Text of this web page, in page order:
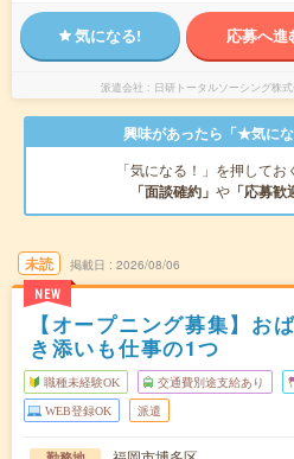
気になる! 応募へ進
派遣会社 日研トータルソーシング株
興味があったら「★気にな
「気になる！」を押して
「面談確約」 や 「応募歓
未読
NEW
掲載日 2026/08/06
【オープニング募集】お
き添いも仕事の1つ
職種未経験OK 交通費別途支給あり
WEB登録OK 派遣